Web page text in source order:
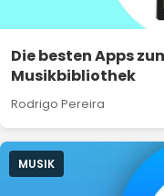
Die besten Apps
Musikbibliothek
Rodrigo Pereira
MUSIK